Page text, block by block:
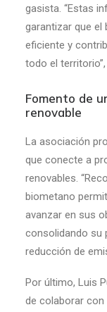
gasista. “Estas
garantizar que el
eficiente y
todo el
Fomento de
renovable
La asociación
que conecte a
renovables.
biometano
avanzar en sus
consolidando su
reducción de
Por último, Luis
de colaborar con